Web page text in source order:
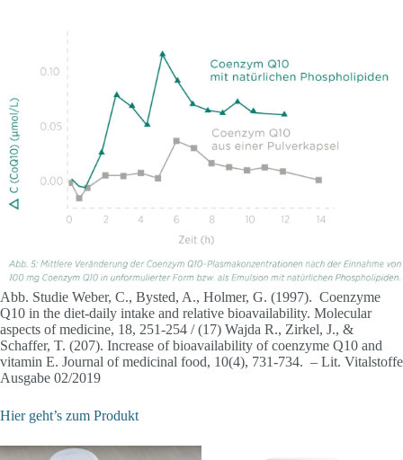
Abb. Studie Weber, C., Bysted, A., Holmer, G. (1997). Coenzyme
Q10 in the diet-daily intake and relative bioavailability. Molecular
aspects of medicine, 18, 251-254 / (17) Wajda R., Zirkel, J., &
Schaffer, T. (207). Increase of bioavailability of coenzyme Q10 and
vitamin E. Journal of medicinal food, 10(4), 731-734. – Lit. Vitalstoffe
Ausgabe 02/2019
Hier geht’s zum Produkt